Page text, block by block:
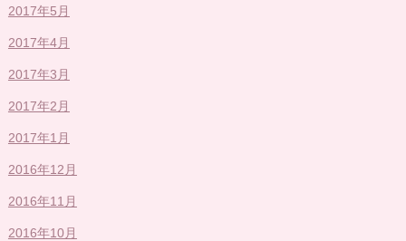
2017年5月
2017年4月
2017年3月
2017年2月
2017年1月
2016年12月
2016年11月
2016年10月